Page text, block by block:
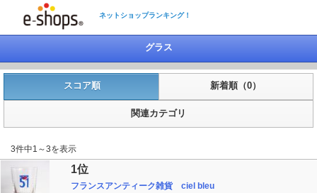
ネットショップランキング！
グラス
スコア順 新着順（0）
関連カテゴリ
3件中1～3を表示
1位
フランスアンティーク雑貨 ciel bleu